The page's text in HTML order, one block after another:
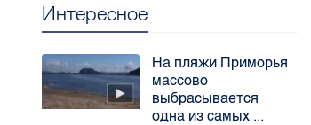
Интересное
На пляжи Приморья
массово
выбрасывается
одна из самых ...